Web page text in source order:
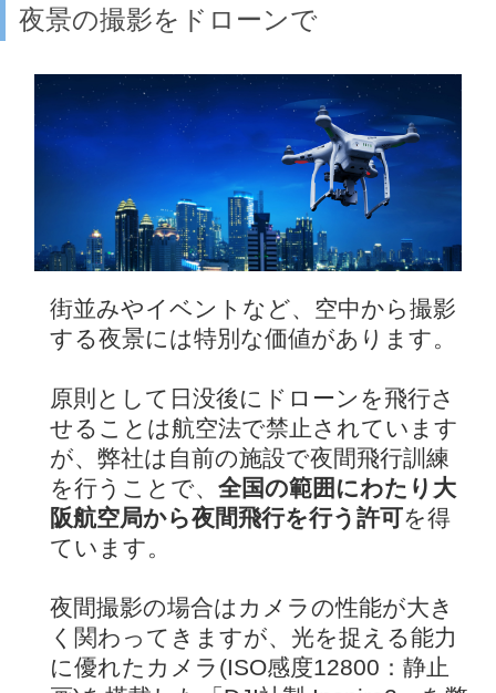
夜景の撮影をドローンで
街並みやイベントなど、空中から撮影
する夜景には特別な価値があります。
原則として日没後にドローンを飛行さ
せることは航空法で禁止されています
が、弊社は自前の施設で夜間飛行訓練
を行うことで、 全国の範囲にわたり大
阪航空局から夜間飛行を行う許可を得
ています。
夜間撮影の場合はカメラの性能が大き
く関わってきますが、光を捉える能力
に優れたカメラ(ISO感度12800：静止